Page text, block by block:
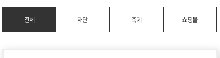
전체 재단 축제 쇼핑몰